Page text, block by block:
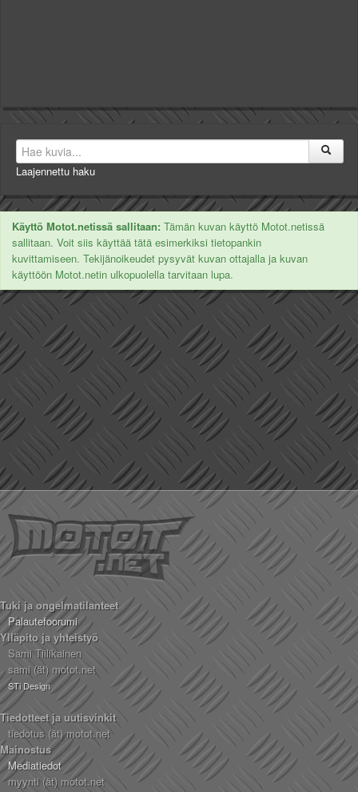
Laajennettu haku
Käyttö Motot.netissä sallitaan: Tämän kuvan käyttö Motot.netissä
sallitaan. Voit siis käyttää tätä esimerkiksi tietopankin
kuvittamiseen. Tekijänoikeudet pysyvät kuvan ottajalla ja kuvan
käyttöön Motot.netin ulkopuolella tarvitaan lupa.
Tuki ja ongelmatilanteet
Palautefoorumi
Ylläpito ja yhteistyö
Sami Tiilikainen
sami (ät) motot.net
STi Design
Tiedotteet ja uutisvinkit
tiedotus (ät) motot.net
Mainostus
Mediatiedot
myynti (ät) motot.net